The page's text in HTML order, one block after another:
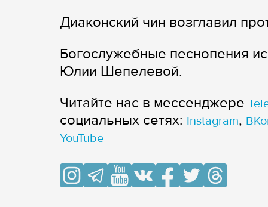
Диаконский чин возглавил
Богослужебные песнопения
Юлии Шепелевой.
Читайте нас в мессенджере
cоциальных сетях: Instagram,
YouTube